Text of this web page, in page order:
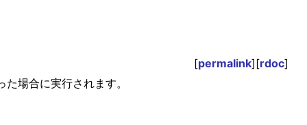
[permalink][rdoc]
場合に実行されます。